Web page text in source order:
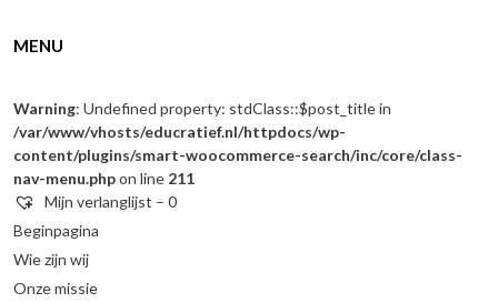
MENU
Warning: Undefined property: stdClass::$post_title in
/var/www/vhosts/educratief.nl/httpdocs/wp-
content/plugins/smart-woocommerce-search/inc/core/class-
nav-menu.phpon line 211
Mijn verlanglijst – 0
Beginpagina
Wie zijn wij
Onze missie